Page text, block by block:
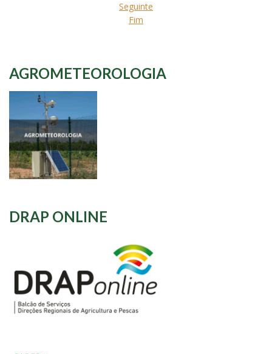
Seguinte
Fim
AGROMETEOROLOGIA
DRAP ONLINE